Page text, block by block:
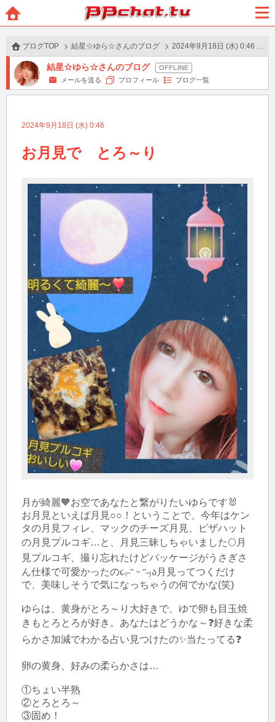
BBchatTV
ュー
ブログTOP 結星☆ゆら☆さんのブログ 2024年9月18日 (水) 0:46 の投稿
結星☆ゆら☆さんのブログ
メールを送る プロフィール ブログ一覧
2024年9月18日 (水) 0:46
お月見で　とろ～り
月が綺麗🧡お空であなたと繋がりたいゆらです🐰
お月見といえば月見○○！ということで、今年はケン
タの月見フィレ、マックのチーズ月見、ピザハット
の月見プルコギ…と、月見三昧しちゃいました🌕️月
見プルコギ、撮り忘れたけどパッケージがうさぎさ
ん仕様で可愛かったの૮₍˶ᵔ ᵕ ᵔ˶₎ა月見ってつくだけ
で、美味しそうで気になっちゃうの何でかな(笑)
ゆらは、黄身がとろ～り大好きで、ゆで卵も目玉焼
きもとろとろが好き。あなたはどうかな～❓️好きな柔
らかさ加減でわかる占い見つけたの✨当たってる❓️
卵の黄身、好みの柔らかさは…
①ちょい半熟
②とろとろ～
③固め！